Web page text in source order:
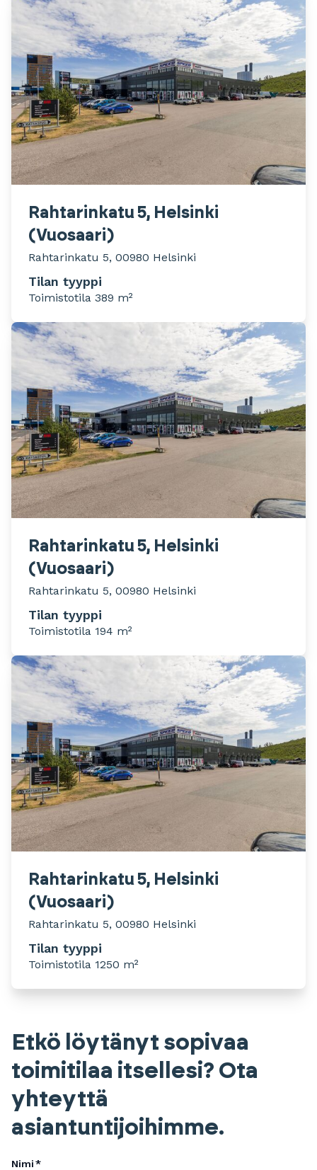
Rahtarinkatu 5, Helsinki
(Vuosaari)
Rahtarinkatu 5, 00980 Helsinki
Tilan tyyppi
Toimistotila 389 m²
Rahtarinkatu 5, Helsinki
(Vuosaari)
Rahtarinkatu 5, 00980 Helsinki
Tilan tyyppi
Toimistotila 194 m²
Rahtarinkatu 5, Helsinki
(Vuosaari)
Rahtarinkatu 5, 00980 Helsinki
Tilan tyyppi
Toimistotila 1250 m²
Etkö löytänyt sopivaa
toimitilaa itsellesi? Ota
yhteyttä
asiantuntijoihimme.
Nimi